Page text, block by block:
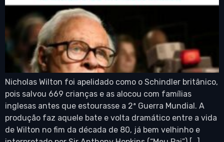
Nicholas Wilton foi apelidado como o Schindler britânico,
pois salvou 669 crianças e as alocou com famílias
inglesas antes que estourasse a 2ª Guerra Mundial. A
produção faz aquele bate e volta dramático entre a vida
de Wilton no fim da década de 80, já bem velhinho e